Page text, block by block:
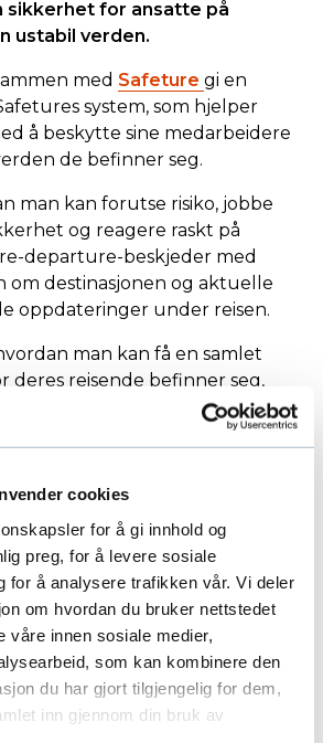
cookies
for å gi innhold og
preg, for å levere sosiale
for å analysere trafikken vår. Vi deler
om hvordan du bruker nettstedet
våre innen sosiale medier,
som kan kombinere den
du har gjort tilgjengelig for dem,
inn gjennom din bruk av
for ansatte på
ustabil verden.
med Safeture gi en
system, som hjelper
å beskytte sine medarbeidere
de befinner seg.
man kan forutse risiko, jobbe
og reagere raskt på
departure-beskjeder med
om destinasjonen og aktuelle
oppdateringer under reisen.
man kan få en samlet
deres reisende befinner seg,
kommunisere med og
de er på reise.
organisasjoner bruker
å styrke sitt duty of care og
for både medarbeidere og
er vår gratis faglige møteplass
leverandørmedlemmer
og relevante caser og
bransjen. Det er gratis for